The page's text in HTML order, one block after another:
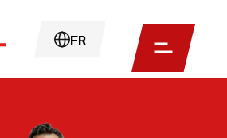
FR